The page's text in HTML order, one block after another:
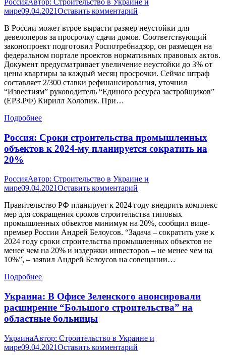
мире09.04.2021Оставить комментарий
В России может втрое вырасти размер неустойки для
девелоперов за просрочку сдачи домов. Соответствующий
законопроект подготовил Роспотребнадзор, он размещен на
федеральном портале проектов нормативных правовых актов.
Документ предусматривает увеличение неустойки до 3% от
цены квартиры за каждый месяц просрочки. Сейчас штраф
составляет 2/300 ставки рефинансирования, уточнил
“Известиям” руководитель “Единого ресурса застройщиков”
(ЕРЗ.РФ) Кирилл Холопик. При…
Подробнее
Россия: Сроки строительства промышленных
объектов к 2024-му планируется сократить на
20%
РоссияАвтор: Строительство в Украине и
мире09.04.2021Оставить комментарий
Правительство РФ планирует к 2024 году внедрить комплекс
мер для сокращения сроков строительства типовых
промышленных объектов минимум на 20%, сообщил вице-
премьер России Андрей Белоусов. “Задача – сократить уже к
2024 году сроки строительства промышленных объектов не
менее чем на 20% и издержки инвесторов – не менее чем на
10%”, – заявил Андрей Белоусов на совещании…
Подробнее
Украина: В Офисе Зеленского анонсировали
расширение “Большого строительства” на
областные больницы
УкраинаАвтор: Строительство в Украине и
мире09.04.2021Оставить комментарий